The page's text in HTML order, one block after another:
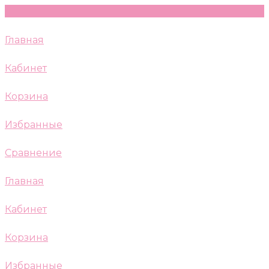
Главная
Кабинет
Корзина
Избранные
Сравнение
Главная
Кабинет
Корзина
Избранные